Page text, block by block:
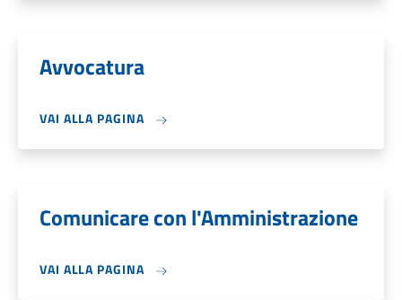
Avvocatura
VAI ALLA PAGINA
Comunicare con l'Amministrazione
VAI ALLA PAGINA